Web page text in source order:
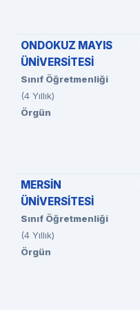
ONDOKUZ MAYIS
ÜNİVERSİTESİ
Sınıf Öğretmenliği
(4 Yıllık)
Örgün
MERSİN
ÜNİVERSİTESİ
Sınıf Öğretmenliği
(4 Yıllık)
Örgün